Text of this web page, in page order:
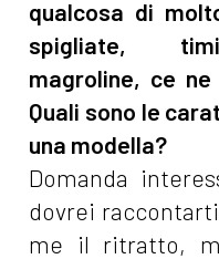
qualcosa di
spigliate,
magroline, ce
Quali sono le
una modella?
Domanda
dovrei
me il ritratto,